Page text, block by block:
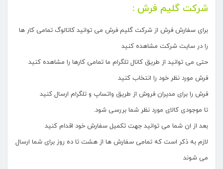
شرکت گلیم فرش :
برای سفارش فرش از شرکت گلیم فرش می توانید کاتالوگ تمامی کار ها
را در سایت شرکت مشاهده کنید
حتی می توانید از طریق کانال تلگرام ما تمامی کارها را مشاهده کنید
فرش مورد نظر خود را انتخاب کنید
فرش را برای مدیران فروش از طریق واتساپ و تلگرام ارسال کنید
تا موجودی کالای مورد نظر شما بررسی شود.
بعد از ان شما می توانید جهت تکمیل سفارش خود اقدام کنید
لازم به ذکر است که تمامی سفارش ها از هشت تا ده روز برای شما ارسال
می شوند